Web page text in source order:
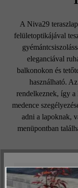
A Niva29
felületoptikájával
eleganciával
balkonokon és
használható.
rendelkeznek, így a
medence
adni a lapoknak,
menüpontban
Felületi struktúra:
Műszakilag és